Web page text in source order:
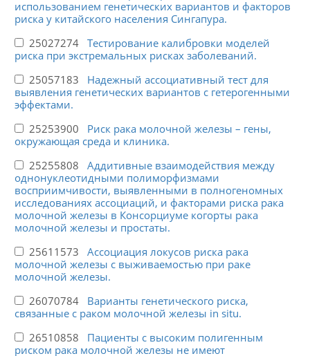
использованием генетических вариантов и факторов
риска у китайского населения Сингапура.
25027274 Тестирование калибровки моделей
риска при экстремальных рисках заболеваний.
25057183 Надежный ассоциативный тест для
выявления генетических вариантов с гетерогенными
эффектами.
25253900 Риск рака молочной железы – гены,
окружающая среда и клиника.
25255808 Аддитивные взаимодействия между
однонуклеотидными полиморфизмами
восприимчивости, выявленными в полногеномных
исследованиях ассоциаций, и факторами риска рака
молочной железы в Консорциуме когорты рака
молочной железы и простаты.
25611573 Ассоциация локусов риска рака
молочной железы с выживаемостью при раке
молочной железы.
26070784 Варианты генетического риска,
связанные с раком молочной железы in situ.
26510858 Пациенты с высоким полигенным
риском рака молочной железы не имеют